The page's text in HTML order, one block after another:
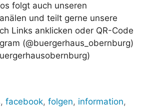
folgt auch unseren
und teilt gerne unsere
Links anklicken oder QR-Code
(@buergerhaus_obernburg)
,facebook,folgen, information,